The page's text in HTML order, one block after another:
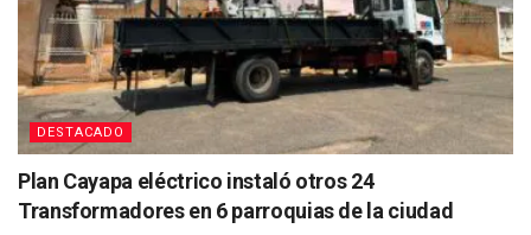
DESTACADO
Plan Cayapa eléctrico instaló otros 24
Transformadores en 6 parroquias de la ciudad